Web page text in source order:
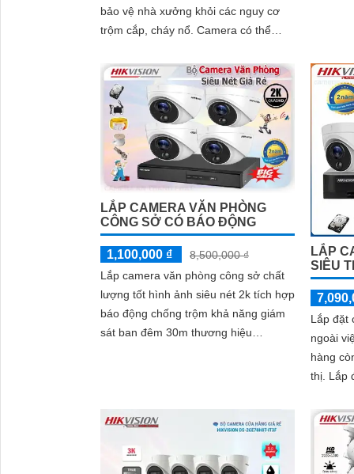
bảo vệ nhà xưởng khỏi các nguy cơ
trộm cắp, cháy nổ. Camera có thể
của nhân viên, đảm bảo nhân viên làm
việc đúng quy định
LẮP CAMERA VĂN PHÒNG
CÔNG SỞ CÓ BÁO ĐỘNG
1,100,000 ₫
8,500,000 ₫
Lắp camera văn phòng công sở chất
lượng tốt hình ảnh siêu nét 2k tích hợp
báo động chống trộm khả năng giám
sát ban đêm 30m thương hiệu
LẮP
SIÊU
Lắp đặt
ngoài
hàng
thị. Lắp đặt camera cho siêu thị mục